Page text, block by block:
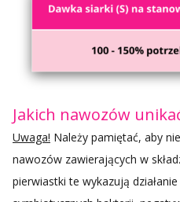
Jakich nawozów
Uwaga! Należy pamiętać, aby
nawozów zawierających w
pierwiastki te wykazują